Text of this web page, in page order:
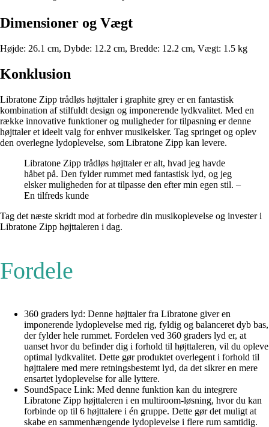
Dimensioner og Vægt
Højde: 26.1 cm, Dybde: 12.2 cm, Bredde: 12.2 cm, Vægt: 1.5 kg
Konklusion
Libratone Zipp trådløs højttaler i graphite grey er en fantastisk
kombination af stilfuldt design og imponerende lydkvalitet. Med en
række innovative funktioner og muligheder for tilpasning er denne
højttaler et ideelt valg for enhver musikelsker. Tag springet og oplev
den overlegne lydoplevelse, som Libratone Zipp kan levere.
Libratone Zipp trådløs højttaler er alt, hvad jeg havde
håbet på. Den fylder rummet med fantastisk lyd, og jeg
elsker muligheden for at tilpasse den efter min egen stil. –
En tilfreds kunde
Tag det næste skridt mod at forbedre din musikoplevelse og invester i
Libratone Zipp højttaleren i dag.
Fordele
360 graders lyd: Denne højttaler fra Libratone giver en
imponerende lydoplevelse med rig, fyldig og balanceret dyb bas,
der fylder hele rummet. Fordelen ved 360 graders lyd er, at
uanset hvor du befinder dig i forhold til højttaleren, vil du opleve
optimal lydkvalitet. Dette gør produktet overlegent i forhold til
højttalere med mere retningsbestemt lyd, da det sikrer en mere
ensartet lydoplevelse for alle lyttere.
SoundSpace Link: Med denne funktion kan du integrere
Libratone Zipp højttaleren i en multiroom-løsning, hvor du kan
forbinde op til 6 højttalere i én gruppe. Dette gør det muligt at
skabe en sammenhængende lydoplevelse i flere rum samtidig.